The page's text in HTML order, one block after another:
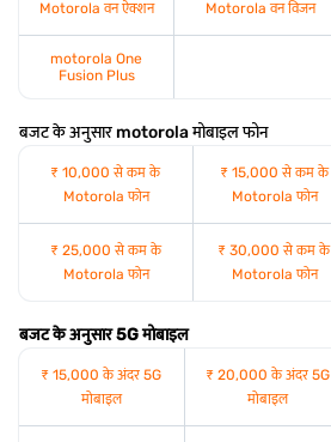
Motorola वन ऐक्शन Motorola वन विजन
motorola One
Fusion Plus
बजट के अनुसार motorola मोबाइल फोन
₹ 10,000 से कम के
Motorola फोन
₹ 15,000 से कम के
Motorola फोन
₹ 25,000 से कम के
Motorola फोन
₹ 30,000 से कम के
Motorola फोन
बजट के अनुसार 5G मोबाइल
₹ 15,000 के अंदर 5G
मोबाइल
₹ 20,000 के अंदर 5G
मोबाइल